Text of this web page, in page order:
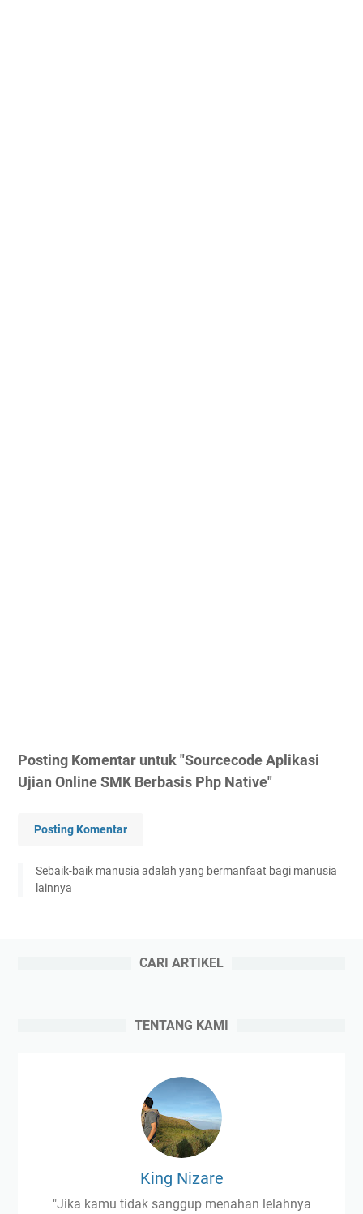
Posting Komentar untuk "Sourcecode Aplikasi
Ujian Online SMK Berbasis Php Native"
Posting Komentar
Sebaik-baik manusia adalah yang bermanfaat bagi manusia
lainnya
CARI ARTIKEL
TENTANG KAMI
King Nizare
"Jika kamu tidak sanggup menahan lelahnya